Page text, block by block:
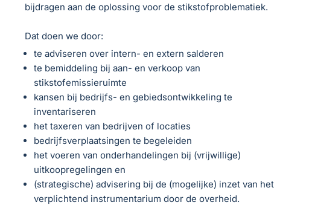
bijdragen aan de oplossing voor de stikstofproblematiek.
Dat doen we door:
te adviseren over intern- en extern salderen
te bemiddeling bij aan- en verkoop van
stikstofemissieruimte
kansen bij bedrijfs- en gebiedsontwikkeling te
inventariseren
het taxeren van bedrijven of locaties
bedrijfsverplaatsingen te begeleiden
het voeren van onderhandelingen bij (vrijwillige)
uitkoopregelingen en
(strategische) advisering bij de (mogelijke) inzet van het
verplichtend instrumentarium door de overheid.